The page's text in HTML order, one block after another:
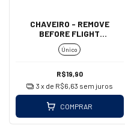
CHAVEIRO - REMOVE
BEFORE FLIGHT
(MOSQUETÃO)
Único
R$19,90
3 x de R$6,63 sem juros
COMPRAR